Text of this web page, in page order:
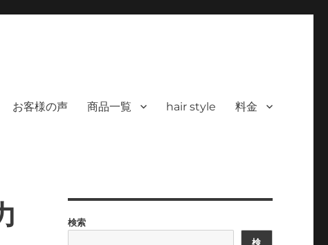
ら深夜24時まで営業｜天然100％
お客様の声 商品一覧 hair style 料金
検索
検